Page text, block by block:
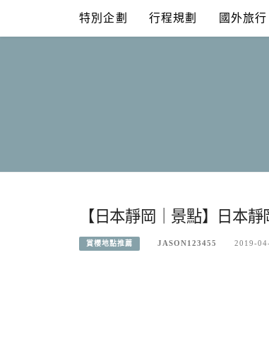
content
特別企劃 行程規劃 國外旅行
【日本靜岡｜景點】日本
賞櫻地點推薦 JASON123455 2019-